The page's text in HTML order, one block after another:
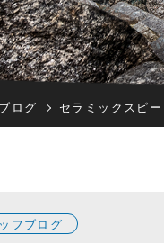
ログ セラミックスピ
フブログ